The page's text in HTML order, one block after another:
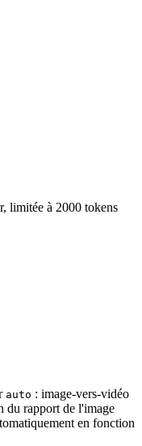
limitée à 2000 tokens
auto : image-vers-vidéo
du rapport de l'image
en fonction